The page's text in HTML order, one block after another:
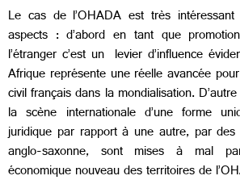
Le cas de l’OHADA est très
aspects : d’abord en tant que
l’étranger c’est un levier d’influence
Afrique représente une réelle avancée
civil français dans la mondialisation.
la scène internationale d’une forme
juridique par rapport à une autre, par des
anglo-saxonne, sont mises à mal
économique nouveau des territoires de